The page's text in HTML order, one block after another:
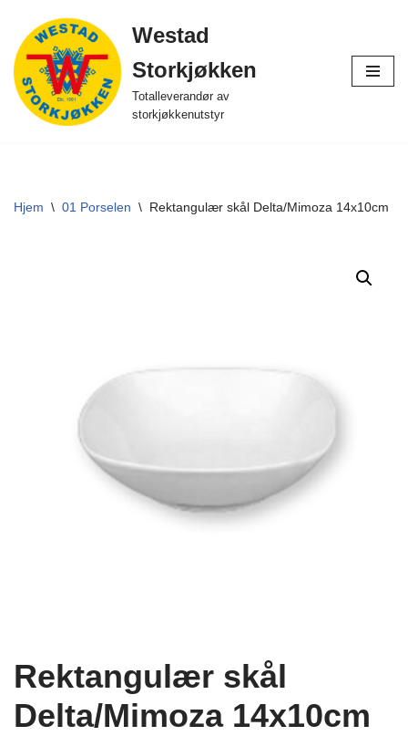
Hopp
til
innholdet
Westad
Storkjøkken
Totalleverandør av
storkjøkkenutstyr
Hjem \ 01 Porselen \ Rektangulær skål Delta/Mimoza 14x10cm
Rektangulær skål
Delta/Mimoza 14x10cm